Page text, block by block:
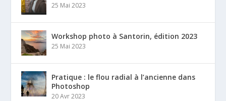
25 Mai 2023
Workshop photo à Santorin, édition 2023
25 Mai 2023
Pratique : le flou radial à l’ancienne dans
Photoshop
20 Avr 2023